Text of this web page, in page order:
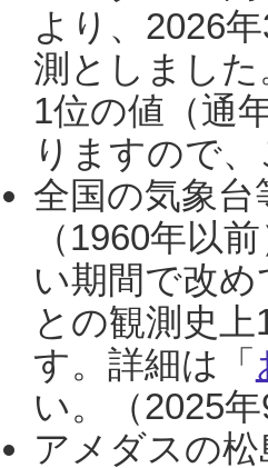
より、2026
測としまし
1位の値（通
りますので
全国の気象
（1960年以
い期間で改
との観測史
す。詳細は「
い。（2025年
アメダスの